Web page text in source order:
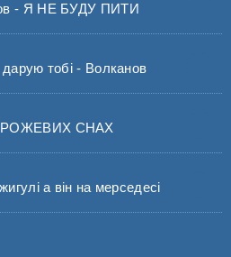
- Я НЕ БУДУ ПИТИ
тобі - Волканов
РОЖЕВИХ СНАХ
а він на мерседесі